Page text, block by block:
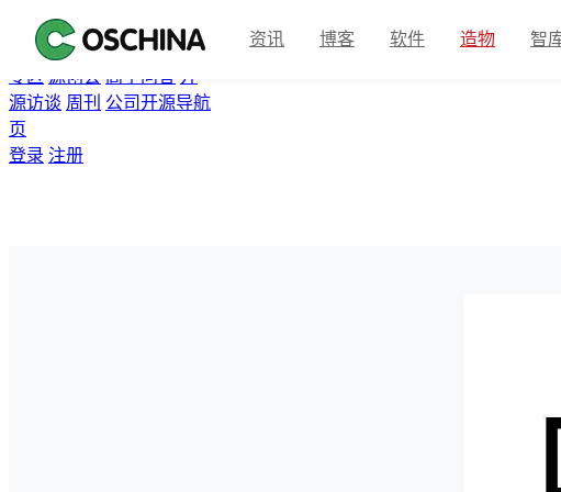
首页 开源软件
翻译 资讯 Gitee 众包 活动
专区 源创会 高手问答 开
源访谈 周刊 公司开源导航
页
登录 注册
资讯 博客 软件 造物 智